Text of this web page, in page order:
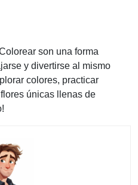
son una forma
y divertirse al mismo
colores, practicar
únicas llenas de